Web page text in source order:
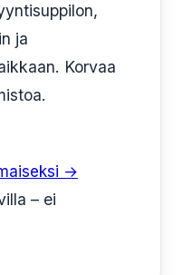
ja
Korvaa
→
– ei